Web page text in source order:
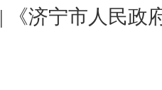
《济宁市人民政